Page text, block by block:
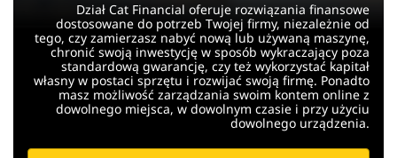
Dział Cat Financial oferuje rozwiązania finansowe
dostosowane do potrzeb Twojej firmy, niezależnie od
tego, czy zamierzasz nabyć nową lub używaną maszynę,
chronić swoją inwestycję w sposób wykraczający poza
standardową gwarancję, czy też wykorzystać kapitał
własny w postaci sprzętu i rozwijać swoją firmę. Ponadto
masz możliwość zarządzania swoim kontem online z
dowolnego miejsca, w dowolnym czasie i przy użyciu
dowolnego urządzenia.